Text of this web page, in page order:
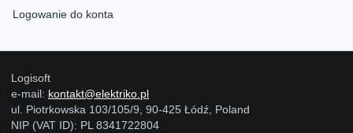
Logowanie do konta
Logisoft
e-mail: kontakt@elektriko.pl
ul. Piotrkowska 103/105/9, 90-425 Łódź, Poland
NIP (VAT ID): PL 8341722804